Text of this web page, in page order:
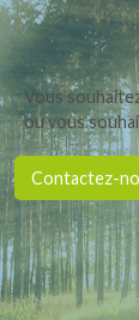
Vous
ou vous
Contactez-